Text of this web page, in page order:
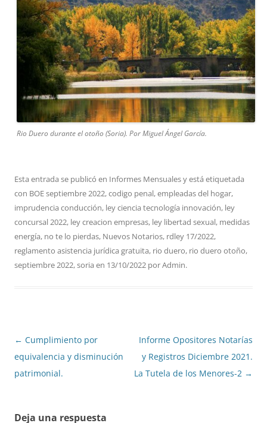
Rio Duero durante el otoño (Soria). Por Miguel Ángel García.
Esta entrada se publicó en Informes Mensualesy está etiquetada
con BOE septiembre 2022,codigo penal,empleadas del hogar,
imprudencia conducción, ley ciencia tecnología innovación, ley
concursal 2022, ley creacion empresas, ley libertad sexual, medidas
energía, no te lo pierdas, Nuevos Notarios, rdley 17/2022,
reglamento asistencia jurídica gratuita, rio duero, rio duero otoño,
septiembre 2022,soria en 13/10/2022 porAdmin.
Navegación
de
entradas
← Cumplimiento por
equivalencia y disminución
patrimonial.
Informe Opositores Notarías
y Registros Diciembre 2021.
La Tutela de los Menores-2 →
Deja una respuesta